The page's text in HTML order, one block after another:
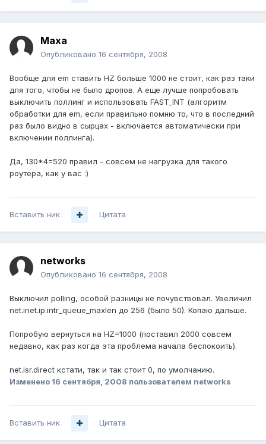
Maxa
Опубликовано 16 сентября, 2008
Вообще для em ставить HZ больше 1000 не стоит, как раз таки
для того, чтобы не было дропов. А еще лучше попробовать
выключить поллинг и использовать FAST_INT (алгоритм
обработки для em, если правильно помню то, что в последний
раз было видно в сырцах - включается автоматически при
включении поллинга).
Да, 130*4=520 правил - совсем не нагрузка для такого
роутера, как у вас :)
Вставить ник Цитата
networks
Опубликовано 16 сентября, 2008
Выключил polling, особой разницы не почувствовал. Увеличил
net.inet.ip.intr_queue_maxlen до 256 (было 50). Копаю дальше.
Попробую вернуться на HZ=1000 (поставил 2000 совсем
недавно, как раз когда эта проблема начала беспокоить).
net.isr.direct кстати, так и так стоит 0, по умолчанию.
Изменено 16 сентября, 2008 пользователем networks
Вставить ник Цитата